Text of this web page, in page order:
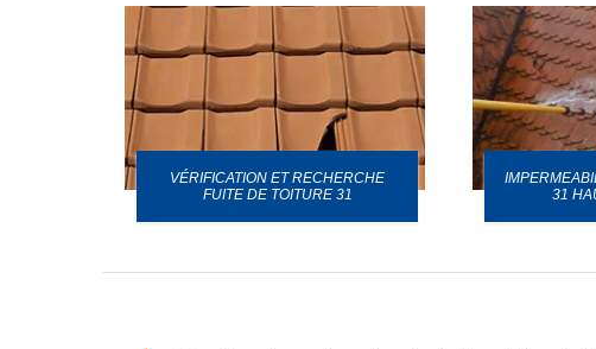
VÉRIFICATION ET RECHERCHE
FUITE DE TOITURE 31
31